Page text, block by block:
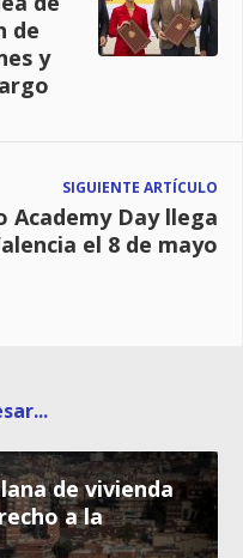
de
y
SIGUIENTE ARTÍCULO
Academy Day llega
el 8 de mayo
de vivienda
a la